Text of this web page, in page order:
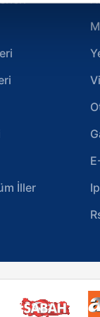
iyi bir hizmet
çeşitli
faaliyetlerinin
tercihlerinizi
Çerez
Kişisel Verilerin
uygun olarak
İller